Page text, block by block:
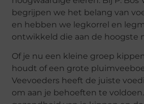
begrijpen we het belang van
en hebben we legkorrel en
ontwikkeld die aan de hoogste
Of je nu een kleine groep
houdt of een grote
Veevoeders heeft de juiste
om aan je behoeften te